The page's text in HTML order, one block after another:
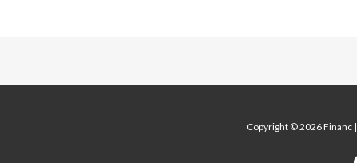
Copyright © 2026 Financ |